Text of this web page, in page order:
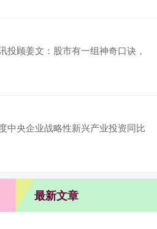
投顾姜文：股市有一组神奇口诀，
中央企业战略性新兴产业投资同比
最新文章